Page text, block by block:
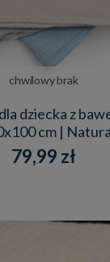
chwilowy brak
dziecka z
cm |
79,99 zł